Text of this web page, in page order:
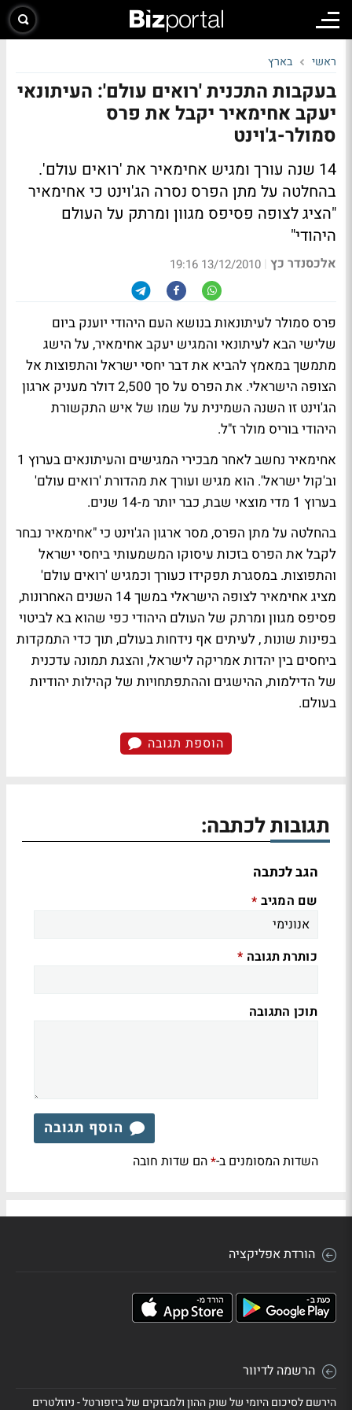
ראשי בארץ
בעקבות התכנית 'רואים עולם': העיתונאי
יעקב אחימאיר יקבל את פרס
סמולר-ג'וינט
14 שנה עורך ומגיש אחימאיר את 'רואים עולם'.
בהחלטה על מתן הפרס נסרה הג'וינט כי אחימאיר
"הציג לצופה פסיפס מגוון ומרתק על העולם
היהודי"
אלכסנדר כץ |
13/12/2010 19:16
פרס סמולר לעיתונאות בנושא העם היהודי יוענק ביום
שלישי הבא לעיתונאי והמגיש יעקב אחימאיר, על הישג
מתמשך במאמץ להביא את דבר יחסי ישראל והתפוצות אל
הצופה הישראלי. את הפרס על סך 2,500 דולר מעניק ארגון
הג'וינט זו השנה השמינית על שמו של איש התקשורת
היהודי בוריס מולר ז"ל.
אחימאיר נחשב לאחר מבכירי המגישים והעיתונאים בערוץ 1
וב'קול ישראל'. הוא מגיש ועורך את מהדורת 'רואים עולם'
בערוץ 1 מדי מוצאי שבת, כבר יותר מ-14 שנים.
בהחלטה על מתן הפרס, מסר ארגון הג'וינט כי "אחימאיר נבחר
לקבל את הפרס בזכות עיסוקו המשמעותי ביחסי ישראל
והתפוצות. במסגרת תפקידו כעורך וכמגיש 'רואים עולם'
מציג אחימאיר לצופה הישראלי במשך 14 השנים האחרונות,
פסיפס מגוון ומרתק של העולם היהודי כפי שהוא בא לביטוי
בפינות שונות , לעיתים אף נידחות בעולם, תוך כדי התמקדות
ביחסים בין יהדות אמריקה לישראל, והצגת תמונה עדכנית
של הדילמות, ההישגים וההתפתחויות של קהילות יהודיות
בעולם.
הוספת תגובה
תגובות לכתבה:
הגב לכתבה
שם המגיב *
כותרת תגובה *
תוכן התגובה
הוסף תגובה
השדות המסומנים ב-*הם שדות חובה
הורדת אפליקציה
הרשמה לדיוור
הירשם לסיכום היומי של שוק ההון ולמבזקים של ביזפורטל - ניוזלטרים